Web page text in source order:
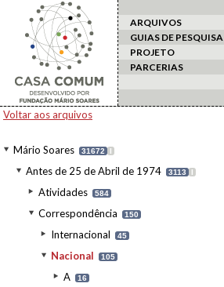
ARQUIVOS
GUIAS DE PESQUISA
PROJETO
PARCERIAS
Voltar aos arquivos
Mário Soares 31672 I
Antes de 25 de Abril de 1974 3113 I
Atividades 584
Correspondência 150
Internacional 45
Nacional 105
A 16